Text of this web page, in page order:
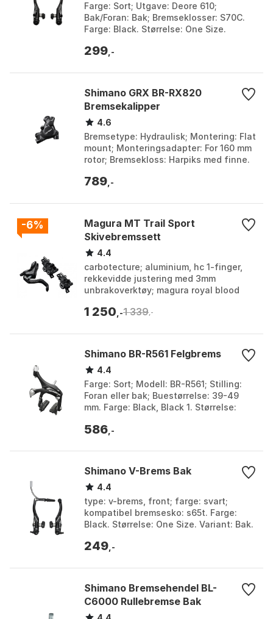
Farge: Sort; Utgave: Deore 610;
Bak/Foran: Bak; Bremseklosser: S70C.
Farge: Black. Størrelse: One Size.
299 ,-
Shimano GRX BR-RX820
Bremsekalipper
4.6
Bremsetype: Hydraulisk; Montering: Flat
mount; Monteringsadapter: For 160 mm
rotor; Bremsekloss: Harpiks med finne.
Size...
789 ,-
-6%
Magura MT Trail Sport
Skivebremssett
4.4
carbotecture; aluminium, hc 1-finger,
rekkevidde justering med 3mm
unbrakoverktøy; magura royal blood
bak. Farge: Black....
1 250 ,-1 339,-
Shimano BR-R561 Felgbrems
4.4
Farge: Sort; Modell: BR-R561; Stilling:
Foran eller bak; Buestørrelse: 39-49
mm. Farge: Black, Black 1. Størrelse:
586 ,-
Shimano V-Brems Bak
4.4
type: v-brems, front; farge: svart;
kompatibel bremsesko: s65t. Farge:
Black. Størrelse: One Size. Variant: Bak.
249 ,-
Shimano Bremsehendel BL-
C6000 Rullebremse Bak